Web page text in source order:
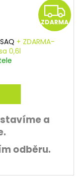
Z
D
ZDARMA
+ ZDARMA-
0,6l
a
odběru.